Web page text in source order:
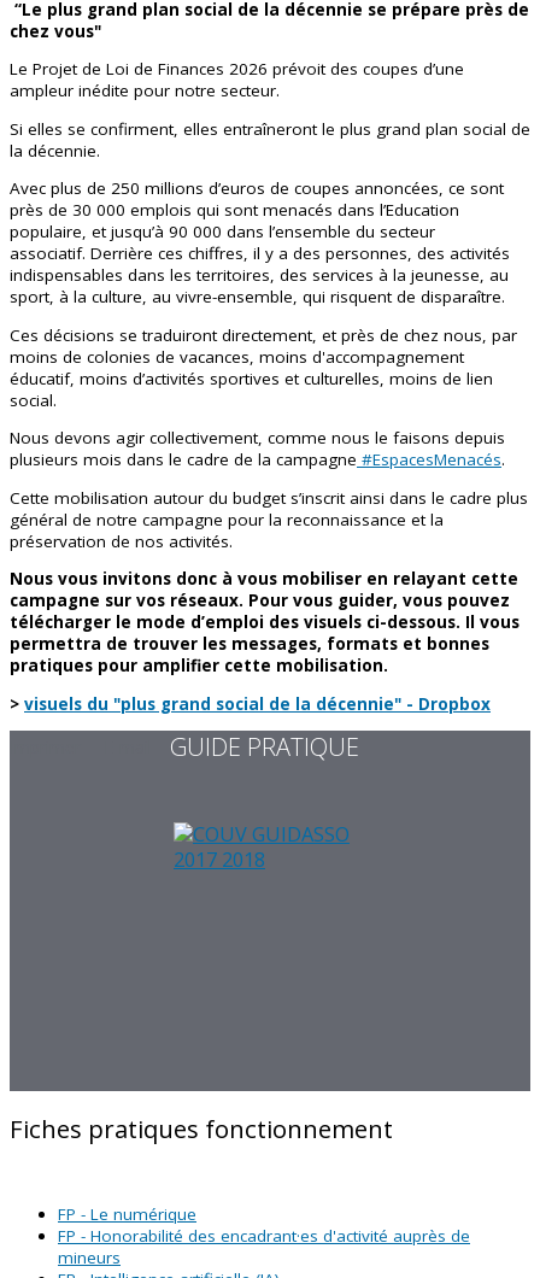
“Le plus grand plan social de la décennie se prépare près de
chez vous"
Le Projet de Loi de Finances 2026 prévoit des coupes d’une
ampleur inédite pour notre secteur.
Si elles se confirment, elles entraîneront le plus grand plan social de
la décennie.
Avec plus de 250 millions d’euros de coupes annoncées, ce sont
près de 30 000 emplois qui sont menacés dans l’Education
populaire, et jusqu’à 90 000 dans l’ensemble du secteur
associatif. Derrière ces chiffres, il y a des personnes, des activités
indispensables dans les territoires, des services à la jeunesse, au
sport, à la culture, au vivre-ensemble, qui risquent de disparaître.
Ces décisions se traduiront directement, et près de chez nous, par
moins de colonies de vacances, moins d'accompagnement
éducatif, moins d’activités sportives et culturelles, moins de lien
social.
Nous devons agir collectivement, comme nous le faisons depuis
plusieurs mois dans le cadre de la campagne #EspacesMenacés.
Cette mobilisation autour du budget s’inscrit ainsi dans le cadre plus
général de notre campagne pour la reconnaissance et la
préservation de nos activités.
Nous vous invitons donc à vous mobiliser en relayant cette
campagne sur vos réseaux. Pour vous guider, vous pouvez
télécharger le mode d’emploi des visuels ci-dessous. Il vous
permettra de trouver les messages, formats et bonnes
pratiques pour amplifier cette mobilisation.
> visuels du "plus grand social de la décennie" - Dropbox
GUIDE PRATIQUE
Fiches pratiques fonctionnement
FP - Le numérique
FP - Honorabilité des encadrant·es d'activité auprès de
mineurs